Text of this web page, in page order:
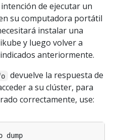
de ejecutar un
su computadora portátil
instalar una
y luego volver a
anteriormente.
devuelve la respuesta de
a su clúster, para
correctamente, use: